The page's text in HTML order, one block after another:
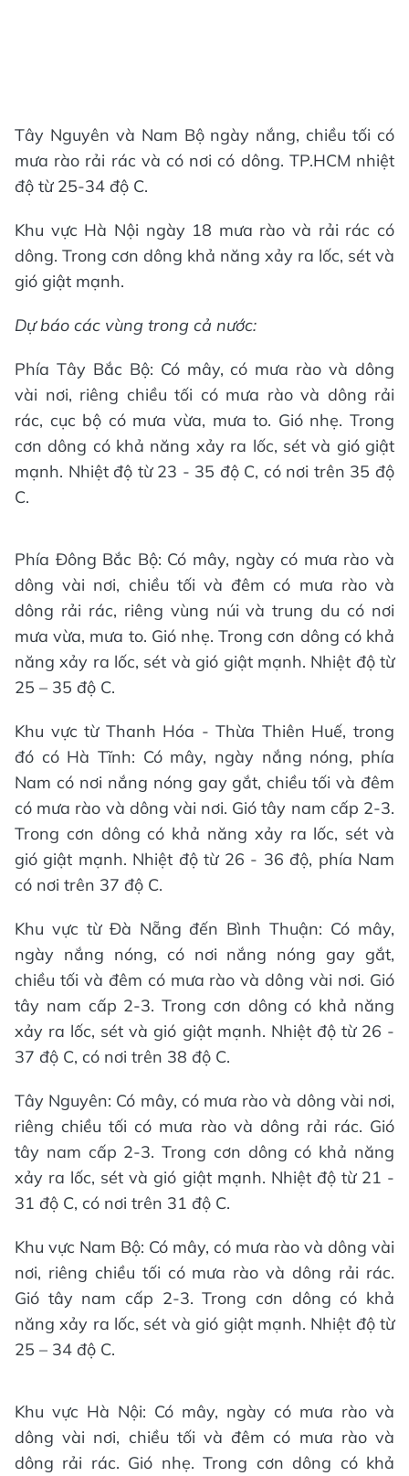
Tây Nguyên và Nam Bộ ngày nắng, chiều tối có
mưa rào rải rác và có nơi có dông. TP.HCM nhiệt
độ từ 25-34 độ C.
Khu vực Hà Nội ngày 18 mưa rào và rải rác có
dông. Trong cơn dông khả năng xảy ra lốc, sét và
gió giật mạnh.
Dự báo các vùng trong cả nước:
Phía Tây Bắc Bộ: Có mây, có mưa rào và dông
vài nơi, riêng chiều tối có mưa rào và dông rải
rác, cục bộ có mưa vừa, mưa to. Gió nhẹ. Trong
cơn dông có khả năng xảy ra lốc, sét và gió giật
mạnh. Nhiệt độ từ 23 - 35 độ C, có nơi trên 35 độ
C.
Phía Đông Bắc Bộ: Có mây, ngày có mưa rào và
dông vài nơi, chiều tối và đêm có mưa rào và
dông rải rác, riêng vùng núi và trung du có nơi
mưa vừa, mưa to. Gió nhẹ. Trong cơn dông có khả
năng xảy ra lốc, sét và gió giật mạnh. Nhiệt độ từ
25 – 35 độ C.
Khu vực từ Thanh Hóa - Thừa Thiên Huế, trong
đó có Hà Tĩnh: Có mây, ngày nắng nóng, phía
Nam có nơi nắng nóng gay gắt, chiều tối và đêm
có mưa rào và dông vài nơi. Gió tây nam cấp 2-3.
Trong cơn dông có khả năng xảy ra lốc, sét và
gió giật mạnh. Nhiệt độ từ 26 - 36 độ, phía Nam
có nơi trên 37 độ C.
Khu vực từ Đà Nẵng đến Bình Thuận: Có mây,
ngày nắng nóng, có nơi nắng nóng gay gắt,
chiều tối và đêm có mưa rào và dông vài nơi. Gió
tây nam cấp 2-3. Trong cơn dông có khả năng
xảy ra lốc, sét và gió giật mạnh. Nhiệt độ từ 26 -
37 độ C, có nơi trên 38 độ C.
Tây Nguyên: Có mây, có mưa rào và dông vài nơi,
riêng chiều tối có mưa rào và dông rải rác. Gió
tây nam cấp 2-3. Trong cơn dông có khả năng
xảy ra lốc, sét và gió giật mạnh. Nhiệt độ từ 21 -
31 độ C, có nơi trên 31 độ C.
Khu vực Nam Bộ: Có mây, có mưa rào và dông vài
nơi, riêng chiều tối có mưa rào và dông rải rác.
Gió tây nam cấp 2-3. Trong cơn dông có khả
năng xảy ra lốc, sét và gió giật mạnh. Nhiệt độ từ
25 – 34 độ C.
Khu vực Hà Nội: Có mây, ngày có mưa rào và
dông vài nơi, chiều tối và đêm có mưa rào và
dông rải rác. Gió nhẹ. Trong cơn dông có khả